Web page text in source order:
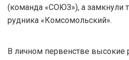
(команда «СОЮЗ»), а замкнули
рудника «Комсомольский».
В личном первенстве высокие